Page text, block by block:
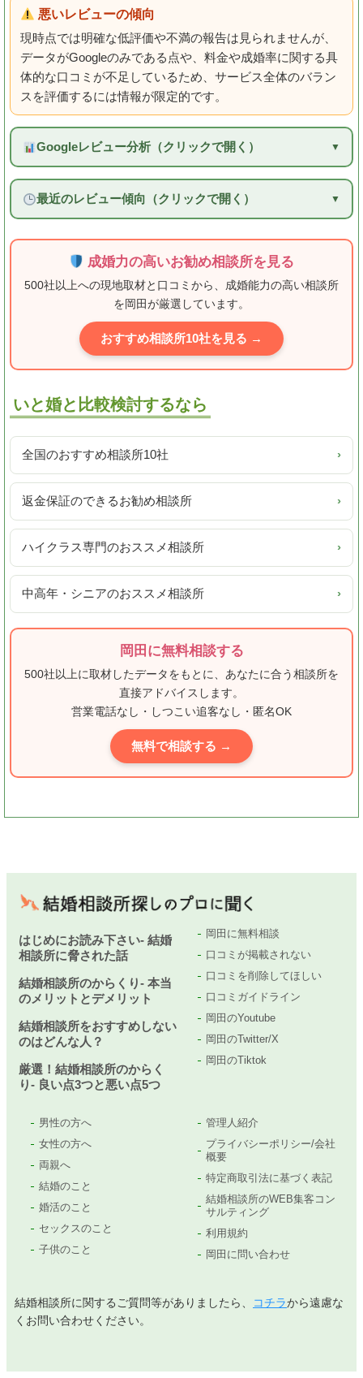
悪いレビューの傾向
現時点では明確な低評価や不満の報告は見られませんが、
データがGoogleのみである点や、料金や成婚率に関する具
体的な口コミが不足しているため、サービス全体のバラン
スを評価するには情報が限定的です。
Googleレビュー分析（クリックで開く）
最近のレビュー傾向（クリックで開く）
成婚力の高いお勧め相談所を見る
500社以上への現地取材と口コミから、成婚能力の高い相談所
を岡田が厳選しています。
おすすめ相談所10社を見る →
いと婚と比較検討するなら
全国のおすすめ相談所10社 ›
返金保証のできるお勧め相談所 ›
ハイクラス専門のおススメ相談所 ›
中高年・シニアのおススメ相談所 ›
岡田に無料相談する
500社以上に取材したデータをもとに、あなたに合う相談所を
直接アドバイスします。
営業電話なし・しつこい追客なし・匿名OK
無料で相談する →
はじめにお読み下さい- 結婚
相談所に脅された話
結婚相談所のからくり- 本当
のメリットとデメリット
結婚相談所をおすすめしない
のはどんな人？
厳選！結婚相談所のからく
り- 良い点3つと悪い点5つ
岡田に無料相談
口コミが掲載されない
口コミを削除してほしい
口コミガイドライン
岡田のYoutube
岡田のTwitter/X
岡田のTiktok
男性の方へ
女性の方へ
両親へ
結婚のこと
婚活のこと
セックスのこと
子供のこと
管理人紹介
プライバシーポリシー/会社
概要
特定商取引法に基づく表記
結婚相談所のWEB集客コン
サルティング
利用規約
岡田に問い合わせ
結婚相談所に関するご質問等がありましたら、 コチラから遠慮な
くお問い合わせください。